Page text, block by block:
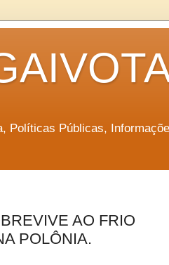
Políticas Públicas,
AO FRIO
POLÔNIA.